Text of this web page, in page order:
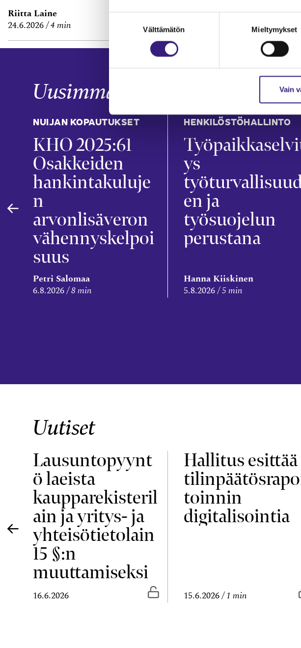
Välttämätön Mieltymykset
Vain
Riitta Laine
24.6.2026 4 min
Janne Fredman
29.6.2026
Uusimmat
NUIJAN KOPAUTUKSET
KHO 2025:61
Osakkeiden
hankintakuluje
n
arvonlisäveron
vähennyskelpoi
suus
Petri Salomaa
6.8.2026 8 min
HENKILÖSTÖHALLINTO
ys
en ja
työsuojelun
perustana
Hanna Kiiskinen
5.8.2026 5 min
Uutiset
Vapaasti luettavissa
Lausuntopyynt
ö laeista
kaupparekisteril
ain ja yritys- ja
yhteisötietolain
15 §:n
muuttamiseksi
16.6.2026 Vapaasti luettavissa
Hallitus esittää
toinnin
digitalisointia
15.6.2026 1 min